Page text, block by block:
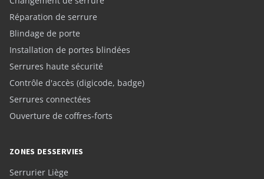
Réparation de serrure
Blindage de porte
Installation de portes blindées
Serrures haute sécurité
Contrôle d'accès (digicode, badge)
Serrures connectées
Ouverture de coffres-forts
ZONES DESSERVIES
Serrurier Liège